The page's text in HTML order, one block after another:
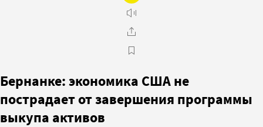
Бернанке: экономика США не
пострадает от завершения программы
выкупа активов